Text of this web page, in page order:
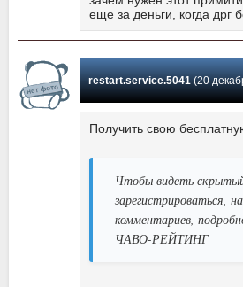
еще за деньги, когда дрг
restart.service.5041(20 декабря 2023 03:59)
Получить свою
Чтобы видеть
зарегистрироваться,
комментариев,
ЧАВО-РЕЙТИНГ